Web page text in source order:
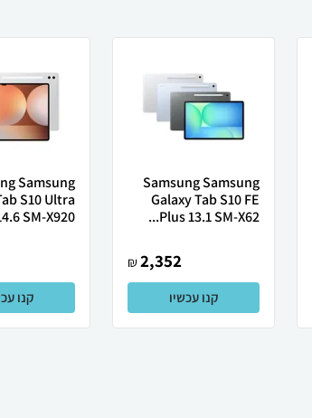
Samsung Samsung
Galaxy Tab S10 FE
Plus 13.1 SM-X62...
2,352
₪
קנו עכשיו
Samsung
S10 Ultra
SM-X920 ...
קנו